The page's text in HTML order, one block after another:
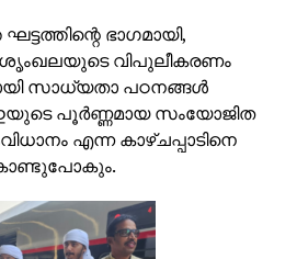
ഭാഗമായി,
വിപുലീകരണം
സാധ്യതാ പഠനങ്ങള്‍
പൂര്‍ണ്ണമായ സംയോജിത
എന്ന കാഴ്ചപ്പാടിനെ